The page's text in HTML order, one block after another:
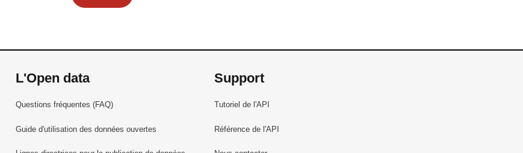
L'Open data
Questions fréquentes (FAQ)
Guide d'utilisation des données ouvertes
Support
Tutoriel de l'API
Référence de l'API